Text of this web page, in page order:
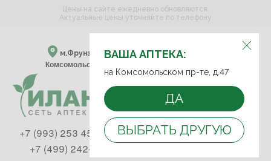
ВЫБЕРИТЕ АПТЕКУ:
м.Фрунзенская м.Спортивная
Комсомольский пр-т, д. 47
ВАША АПТЕКА:
на Комсомольском пр-те, д.47
ДА
ВЫБРАТЬ ДРУГУЮ
Цены на сайте ежедневно обновляются.
Актуальные цены уточняйте по телефону
+7 (993) 253 45 93
+7 (499) 242-90-85